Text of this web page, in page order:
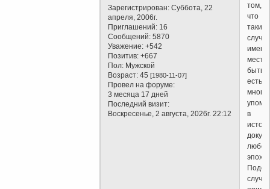
Зарегистрирован: Суббота, 22
апреля, 2006г.
Приглашений: 16
Сообщений: 5870
Уважение: +542
Позитив: +667
Пол: Мужской
Возраст: 45[1980-11-07]
Провел на форуме:
3 месяца 17 дней
Последний визит:
Воскресенье, 2 августа, 2026г. 22:12
том,
что
такие
случаи
имеют
место
быть,
есть
много
в
любой
эпохи.
случаи